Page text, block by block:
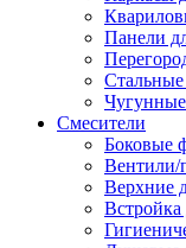
Панели
Смесители
Боковые
Вентили/
Верхние